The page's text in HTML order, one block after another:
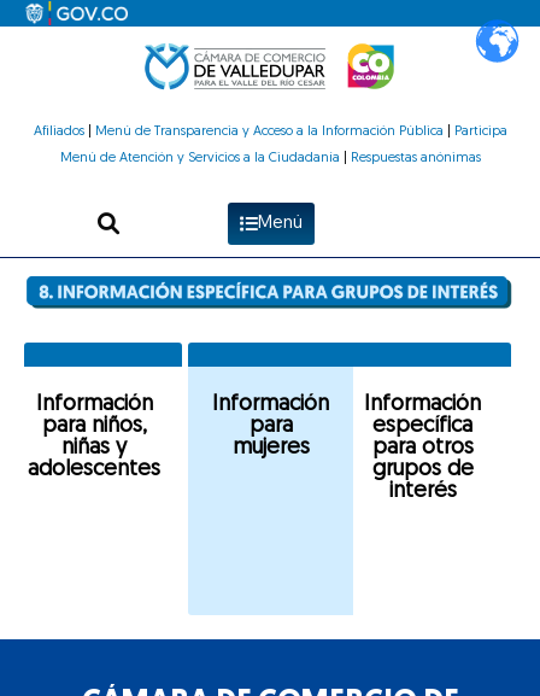
Afiliados| Menú de Transparencia y Acceso a la Información Pública
Participa
Menú de Atención y Servicios a la Ciudadanía
Respuestas anónimas
Menú
Información
para niños,
niñas y
adolescentes
Información
para
mujeres
Información
específica
para otros
grupos de
interés